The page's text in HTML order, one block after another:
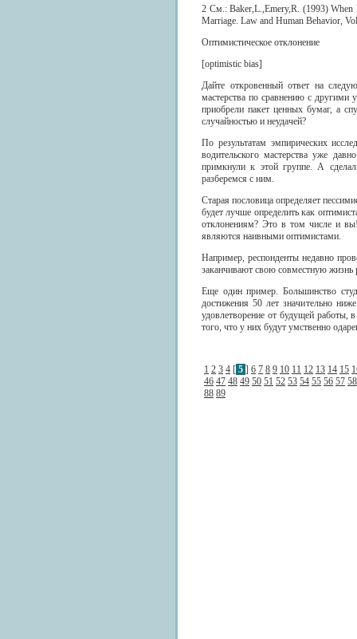
2 См.: Baker,L.,Emery,R. (1993) When
Marriage. Law and Human Behavior,
Оптимистическое отклонение
[optimistic bias]
Дайте откровенный ответ на
мастерства по сравнению с другими
приобрели пакет ценных бумаг, а
случайностью и неудачей?
По результатам эмпирических
водительского мастерства уже
примкнули к этой группе. А
разберемся с ним.
Старая пословица определяет
будет лучше определить как
отклонениям? Это в том числе и
являются наивными оптимистами.
Например, респонденты недавно
заканчивают свою совместную жизнь
Еще один пример. Большинство
достижения 50 лет значительно
удовлетворение от будущей работы,
того, что у них будут умственно
1 2 3 4 [ 5 ] 6 7 8 9 10 11 12 13 14 15
46 47 48 49 50 51 52 53 54 55 56 57 58
88 89